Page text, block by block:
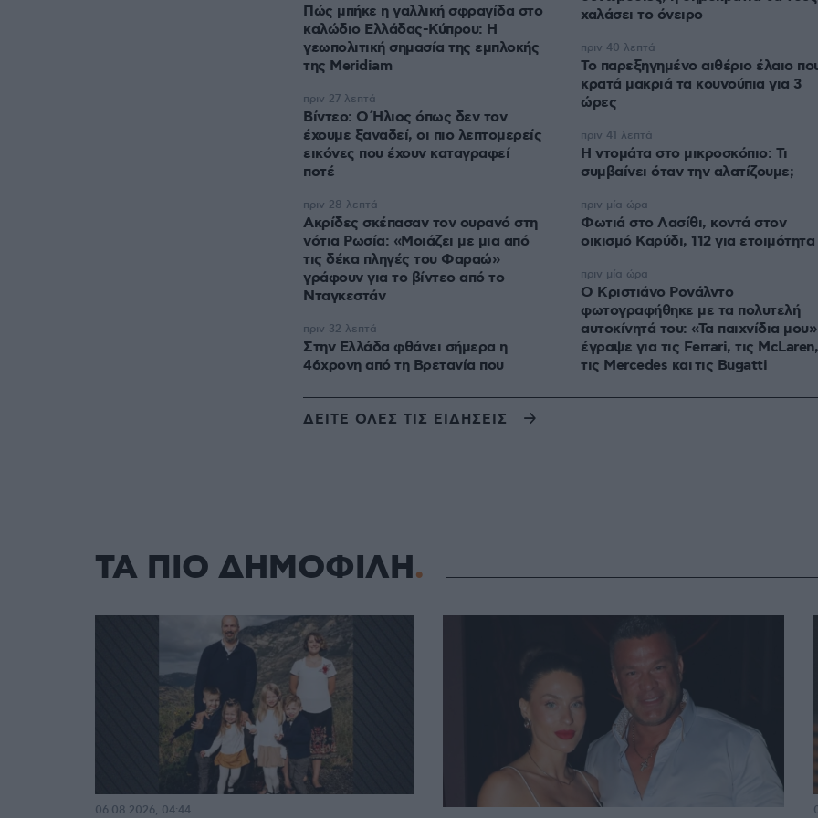
Πώς μπήκε η γαλλική σφραγίδα στο
καλώδιο Ελλάδας-Κύπρου: Η
γεωπολιτική σημασία της εμπλοκής
της Meridiam
Βίντεο: Ο Ήλιος όπως δεν τον
έχουμε ξαναδεί, οι πιο λεπτομερείς
εικόνες που έχουν καταγραφεί
ποτέ
πριν 27 λεπτά
Ακρίδες σκέπασαν τον ουρανό στη
νότια Ρωσία: «Μοιάζει με μια από
τις δέκα πληγές του Φαραώ»
γράφουν για το βίντεο από το
Νταγκεστάν
πριν 28 λεπτά
Στην Ελλάδα φθάνει σήμερα η
46χρονη από τη Βρετανία που
πριν 32 λεπτά
χαλάσει το όνειρο
Το παρεξηγημένο αιθέριο έλαιο
κρατά μακριά τα κουνούπια για 3
ώρες
πριν 40 λεπτά
Η ντομάτα στο μικροσκόπιο: Τι
συμβαίνει όταν την αλατίζουμε;
πριν 41 λεπτά
Φωτιά στο Λασίθι, κοντά στον
οικισμό Καρύδι, 112 για ετοιμότητα
πριν μία ώρα
Ο Κριστιάνο Ρονάλντο
φωτογραφήθηκε με τα πολυτελή
αυτοκίνητά του: «Τα παιχνίδια μου»
έγραψε για τις Ferrari, τις McLaren,
τις Mercedes και τις Bugatti
πριν μία ώρα
ΔΕΙΤΕ ΟΛΕΣ ΤΙΣ ΕΙΔΗΣΕΙΣ
ΤΑ ΠΙΟ ΔΗΜΟΦΙΛΗ
06.08.2026, 04:44